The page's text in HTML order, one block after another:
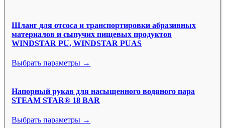
Шланг для отсоса и транспортировки абразивных
материалов и сыпучих пищевых продуктов
WINDSTAR PU, WINDSTAR PUAS
Выбрать параметры →
Напорный рукав для насыщенного водяного пара
STEAM STAR® 18 BAR
Выбрать параметры →